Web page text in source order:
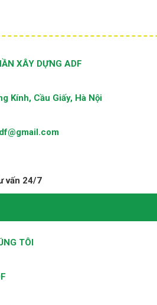
XÂY DỰNG ADF
Kính, Cầu Giấy, Hà Nội
vấn 24/7
TÔI